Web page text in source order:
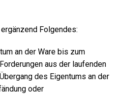
Folgendes:
an der Ware bis zum
aus der laufenden
des Eigentums an der
oder